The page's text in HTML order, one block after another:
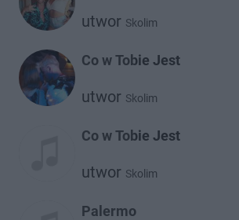
utwor Skolim
Co w Tobie Jest
utwor Skolim
Co w Tobie Jest
utwor Skolim
Palermo